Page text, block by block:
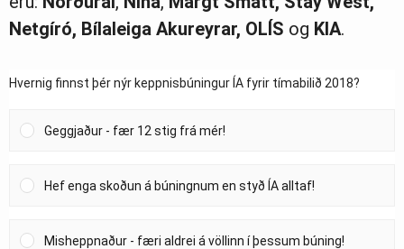
Netgíró, Bílaleiga Akureyrar, OLÍS og KIA.
Hvernig finnst þér nýr keppnisbúningur ÍA fyrir tímabilið 2018?
Geggjaður - fær 12 stig frá mér!
Hef enga skoðun á búningnum en styð ÍA alltaf!
Misheppnaður - færi aldrei á völlinn í þessum búning!